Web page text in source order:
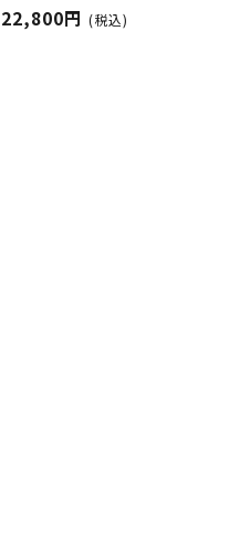
22,800円(税込)